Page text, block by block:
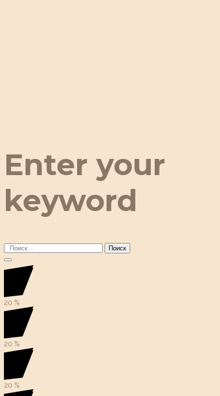
Enter your
keyword
Поиск
20 %
20 %
20 %